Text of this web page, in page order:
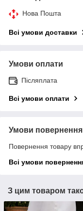
Нова Пошта
Всі умови доставки
Умови оплати
Післяплата
Всі умови оплати
Умови повернення
Повернення товару
Всі умови
З цим товаром